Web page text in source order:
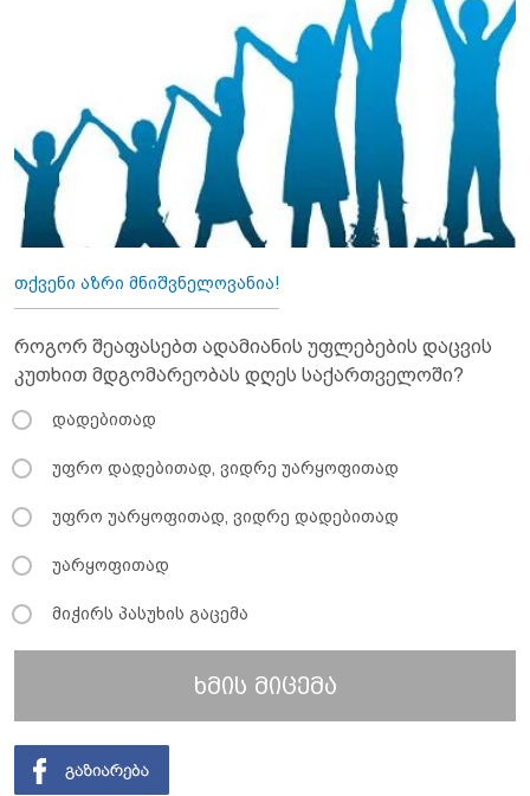
თქვენი აზრი მნიშვნელოვანია!
როგორ შეაფასებთ ადამიანის უფლებების დაცვის
კუთხით მდგომარეობას დღეს საქართველოში?
დადებითად
უფრო დადებითად, ვიდრე უარყოფითად
უფრო უარყოფითად, ვიდრე დადებითად
უარყოფითად
მიჭირს პასუხის გაცემა
ხმის მიცემა